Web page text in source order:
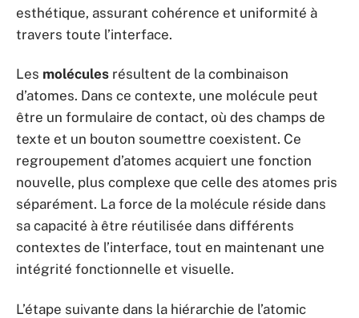
esthétique, assurant cohérence et uniformité à
travers toute l’interface.
Les molécules résultent de la combinaison
d’atomes. Dans ce contexte, une molécule peut
être un formulaire de contact, où des champs de
texte et un bouton soumettre coexistent. Ce
regroupement d’atomes acquiert une fonction
nouvelle, plus complexe que celle des atomes pris
séparément. La force de la molécule réside dans
sa capacité à être réutilisée dans différents
contextes de l’interface, tout en maintenant une
intégrité fonctionnelle et visuelle.
L’étape suivante dans la hiérarchie de l’atomic